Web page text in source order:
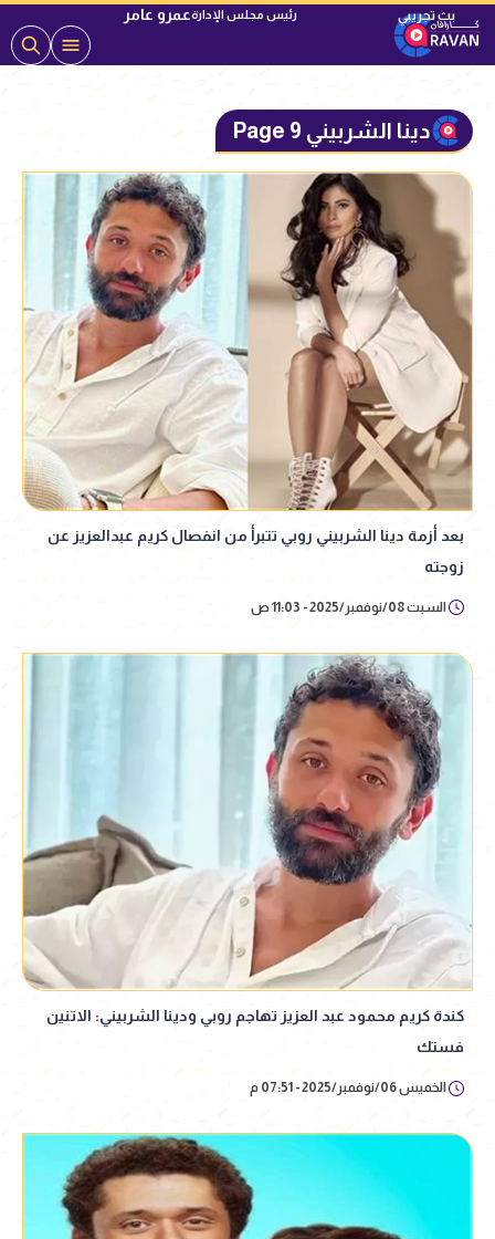
رئيس مجلس الإدارةعمرو عامر
دينا الشربيني Page 9
بعد أزمة دينا الشربيني روبي تتبرأ من انفصال كريم عبدالعزيز عن
زوجته
السبت 08/نوفمبر/2025 - 11:03 ص
كندة كريم محمود عبد العزيز تهاجم روبي ودينا الشربيني: الاتنين
فستك
الخميس 06/نوفمبر/2025 - 07:51 م